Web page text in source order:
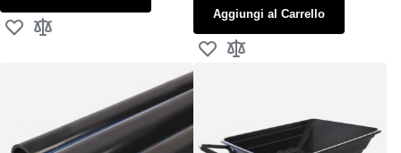
Aggiungi alla lista desideri
Aggiungi al confronto
Aggiungi al Carrello
Aggiungi alla lista desideri
Aggiungi al confronto